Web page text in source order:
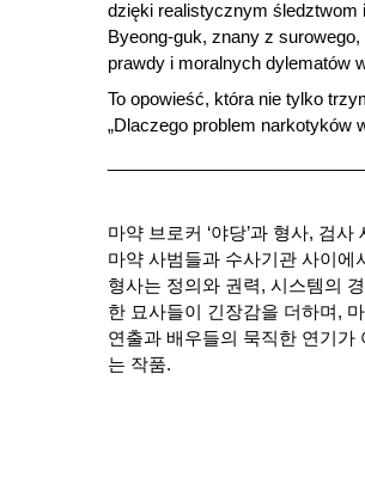
dzięki realistycznym śledztwom
Byeong-guk, znany z
prawdy i moralnych dylematów
To opowieść, która nie tylko
„Dlaczego problem narkotyków
마약 브로커 ‘야당’과 형사, 검
마약 사범들과 수사기관 사이에
형사는 정의와 권력, 시스템의
한 묘사들이 긴장감을 더하며,
연출과 배우들의 묵직한 연기가
는 작품.